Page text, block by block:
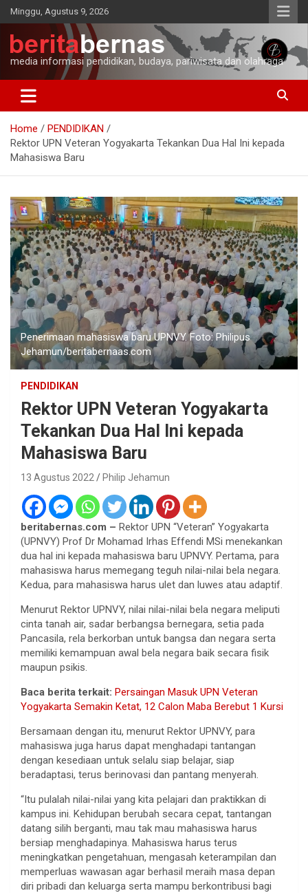
Skip
to
content
Minggu, Agustus 9, 2026
media informasi pendidikan, budaya, pariwisata dan olahraga
Home
PENDIDIKAN
Rektor UPN Veteran Yogyakarta Tekankan Dua Hal Ini kepada
Mahasiswa Baru
Penerimaan mahasiswa baru UPNVY. Foto: Philipus
Jehamun/beritabernaas.com
PENDIDIKAN
Rektor UPN Veteran Yogyakarta
Tekankan Dua Hal Ini kepada
Mahasiswa Baru
13 Agustus 2022 Philip Jehamun
beritabernas.com – Rektor UPN “Veteran” Yogyakarta
(UPNVY) Prof Dr Mohamad Irhas Effendi MSi menekankan
dua hal ini kepada mahasiswa baru UPNVY. Pertama, para
mahasiswa harus memegang teguh nilai-nilai bela negara.
Kedua, para mahasiswa harus ulet dan luwes atau adaptif.
Menurut Rektor UPNVY, nilai nilai-nilai bela negara meliputi
cinta tanah air, sadar berbangsa bernegara, setia pada
Pancasila, rela berkorban untuk bangsa dan negara serta
memiliki kemampuan awal bela negara baik secara fisik
maupun psikis.
Baca berita terkait: Persaingan Masuk UPN Veteran
Yogyakarta Semakin Ketat, 12 Calon Maba Berebut 1 Kursi
Bersamaan dengan itu, menurut Rektor UPNVY, para
mahasiswa juga harus dapat menghadapi tantangan
dengan kesediaan untuk selalu siap belajar, siap
beradaptasi, terus berinovasi dan pantang menyerah.
“Itu pulalah nilai-nilai yang kita pelajari dan praktikkan di
kampus ini. Kehidupan berubah secara cepat, tantangan
datang silih berganti, mau tak mau mahasiswa harus
bersiap menghadapinya. Mahasiswa harus terus
meningkatkan pengetahuan, mengasah keterampilan dan
memperluas wawasan agar berhasil meraih masa depan
diri pribadi dan keluarga serta mampu berkontribusi bagi